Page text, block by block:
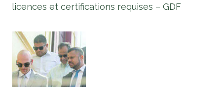
licences et certifications requises – GDF